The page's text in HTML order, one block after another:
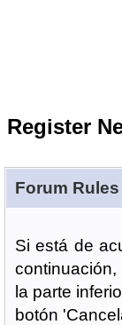
Register
Forum
Si está de
la parte
botón